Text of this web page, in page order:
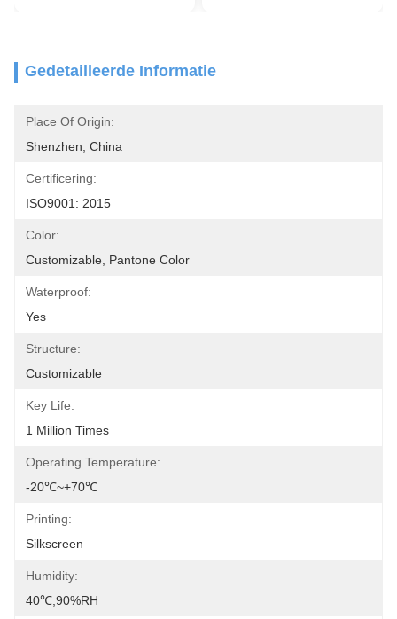
Gedetailleerde Informatie
Place Of Origin:
Shenzhen, China
Certificering:
ISO9001: 2015
Color:
Customizable, Pantone Color
Waterproof:
Yes
Structure:
Customizable
Key Life:
1 Million Times
Operating Temperature:
-20℃~+70℃
Printing:
Silkscreen
Humidity:
40℃,90%RH